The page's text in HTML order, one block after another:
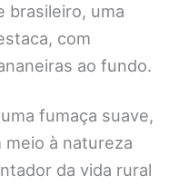
brasileiro, uma
com
ao fundo.
fumaça suave,
meio à natureza
da vida rural